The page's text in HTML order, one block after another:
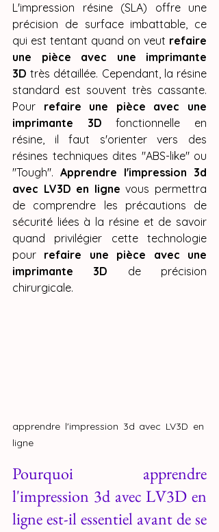
L'impression résine (SLA) offre une
précision de surface imbattable, ce
qui est tentant quand on veut refaire
une pièce avec une imprimante
3D très détaillée. Cependant, la résine
standard est souvent très cassante.
Pour refaire une pièce avec une
imprimante 3D fonctionnelle en
résine, il faut s'orienter vers des
résines techniques dites "ABS-like" ou
"Tough". Apprendre l'impression 3d
avec LV3D en ligne vous permettra
de comprendre les précautions de
sécurité liées à la résine et de savoir
quand privilégier cette technologie
pour refaire une pièce avec une
imprimante 3D de précision
chirurgicale.
apprendre l'impression 3d avec LV3D en
ligne
Pourquoi apprendre
l'impression 3d avec LV3D en
ligne est-il essentiel avant de se